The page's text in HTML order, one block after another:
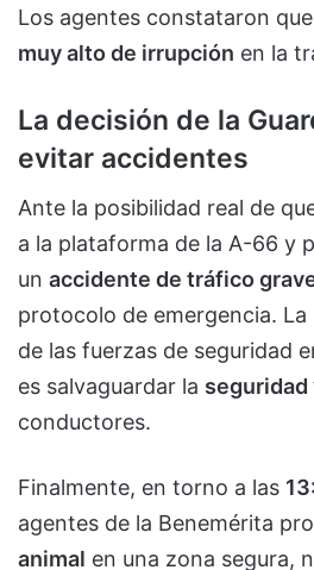
Los agentes constataron
muy alto de irrupción en la
La decisión de la
evitar accidentes
Ante la posibilidad real de
a la plataforma de la A-66 y
un accidente de tráfico
protocolo de emergencia.
de las fuerzas de seguridad
es salvaguardar la seguridad
conductores.
Finalmente, en torno a las
agentes de la Benemérita
animal en una zona segura,